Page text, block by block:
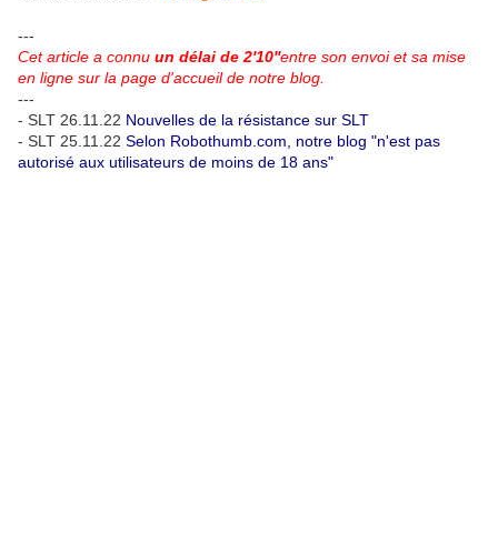
---
Cet article a connu un délai de 2'10''entre son envoi et sa mise
en ligne sur la page d'accueil de notre blog.
---
- SLT 26.11.22 Nouvelles de la résistance sur SLT
- SLT 25.11.22 Selon Robothumb.com, notre blog "n'est pas
autorisé aux utilisateurs de moins de 18 ans"